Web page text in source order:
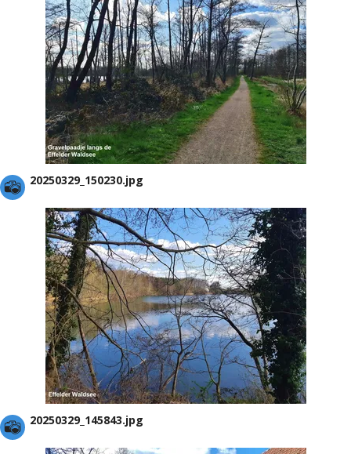
20250329_150230.jpg
20250329_145843.jpg